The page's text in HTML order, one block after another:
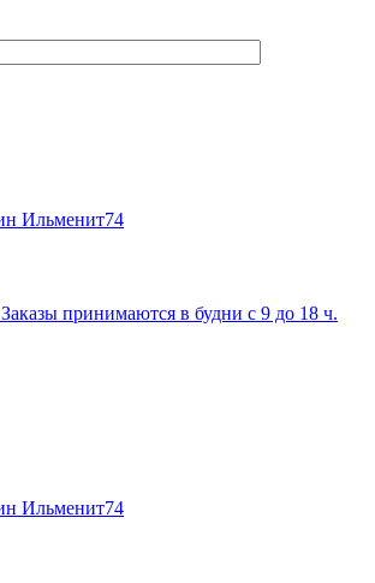
Заказы принимаются в будни с 9 до 18 ч.